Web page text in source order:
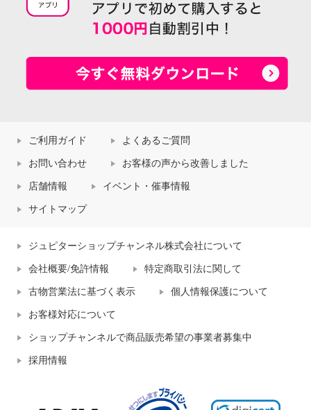
ご利用ガイド よくあるご質問
お問い合わせ お客様の声から改善しました
店舗情報 イベント・催事情報
サイトマップ
ジュピターショップチャンネル株式会社について
会社概要/免許情報 特定商取引法に関して
古物営業法に基づく表示 個人情報保護について
お客様対応について
ショップチャンネルで商品販売希望の事業者募集中
採用情報